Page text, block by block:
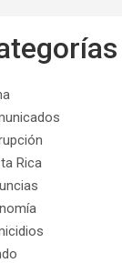
Rica